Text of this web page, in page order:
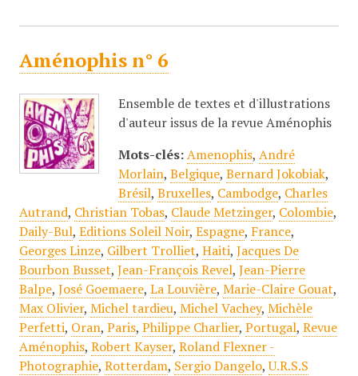
Aménophis n° 6
Ensemble de textes et d'illustrations
d'auteur issus de la revue Aménophis
Mots-clés: Amenophis, André
Morlain, Belgique, Bernard Jokobiak,
Brésil, Bruxelles, Cambodge, Charles
Autrand, Christian Tobas, Claude Metzinger, Colombie,
Daily-Bul, Editions Soleil Noir, Espagne, France,
Georges Linze, Gilbert Trolliet, Haiti, Jacques De
Bourbon Busset, Jean-François Revel, Jean-Pierre
Balpe, José Goemaere, La Louvière, Marie-Claire Gouat,
Max Olivier, Michel tardieu, Michel Vachey, Michèle
Perfetti, Oran, Paris, Philippe Charlier, Portugal, Revue
Aménophis, Robert Kayser, Roland Flexner -
Photographie, Rotterdam, Sergio Dangelo,U.R.S.S